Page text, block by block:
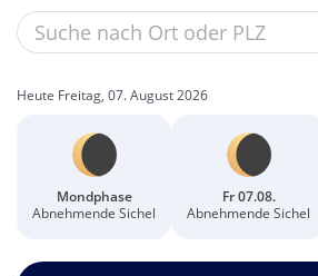
Heute Freitag, 07. August 2026
Mondphase
Abnehmende Sichel
Fr 07.08.
Abnehmende Sichel